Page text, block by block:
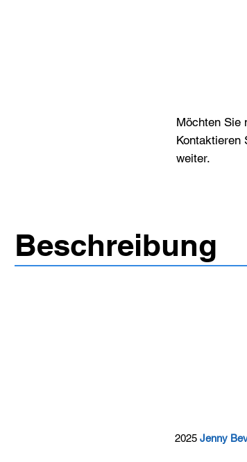
Möchten Sie
Kontaktieren
weiter.
Beschreibung
2025 Jenny